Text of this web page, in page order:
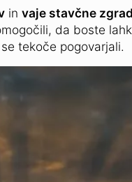
in vaje stavčne
da boste
tekoče pogovarjali.